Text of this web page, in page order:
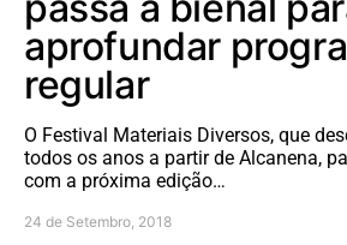
aprofundar
regular
O Festival Materiais Diversos, que
todos os anos a partir de Alcanena,
com a próxima edição…
24 de Setembro, 2018